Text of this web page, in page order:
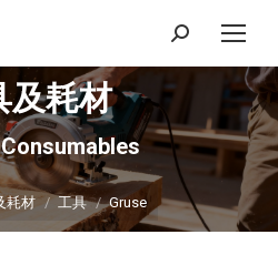
搜
索：
及耗材
这里：
耗材 工具 Gruse